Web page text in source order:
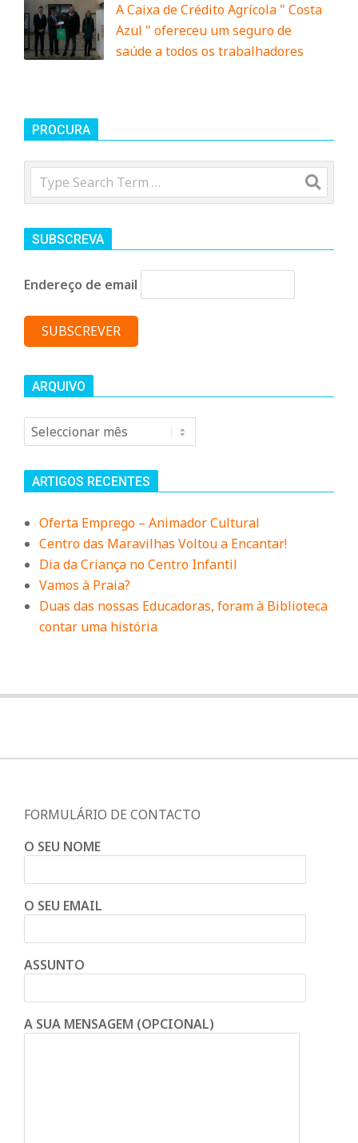
A Caixa de Crédito Agrícola " Costa
Azul " ofereceu um seguro de
saúde a todos os trabalhadores
PROCURA
Search
SUBSCREVA
Endereço de email
ARQUIVO
Arquivo
ARTIGOS RECENTES
Oferta Emprego – Animador Cultural
Centro das Maravilhas Voltou a Encantar!
Dia da Criança no Centro Infantil
Vamos à Praia?
Duas das nossas Educadoras, foram à Biblioteca
contar uma história
FORMULÁRIO DE CONTACTO
O SEU NOME
O SEU EMAIL
ASSUNTO
A SUA MENSAGEM (OPCIONAL)